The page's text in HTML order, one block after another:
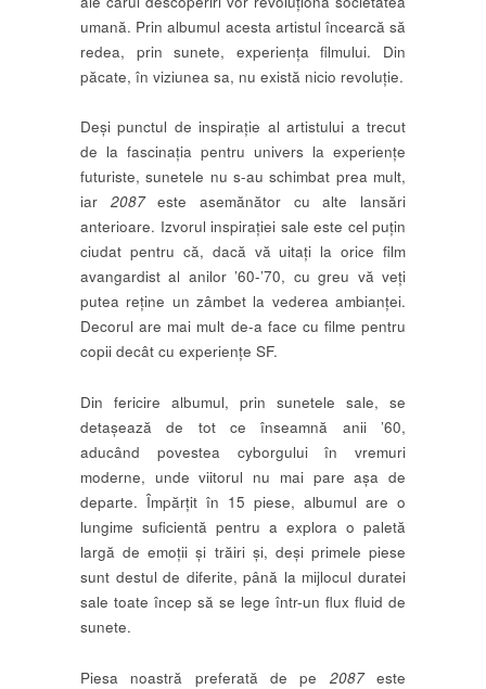
umană. Prin albumul acesta artistul încearcă să
redea, prin sunete, experiența filmului. Din
păcate, în viziunea sa, nu există nicio revoluție.
Deși punctul de inspirație al artistului a trecut
de la fascinația pentru univers la experiențe
futuriste, sunetele nu s-au schimbat prea mult,
iar 2087este asemănător cu alte lansări
anterioare. Izvorul inspirației sale este cel puțin
ciudat pentru că, dacă vă uitați la orice film
avangardist al anilor ’60-’70, cu greu vă veți
putea reține un zâmbet la vederea ambianței.
Decorul are mai mult de-a face cu filme pentru
copii decât cu experiențe SF.
Din fericire albumul, prin sunetele sale, se
detașează de tot ce înseamnă anii ’60,
aducând povestea cyborgului în vremuri
moderne, unde viitorul nu mai pare așa de
departe. Împărțit în 15 piese, albumul are o
lungime suficientă pentru a explora o paletă
largă de emoții și trăiri și, deși primele piese
sunt destul de diferite, până la mijlocul duratei
sale toate încep să se lege într-un flux fluid de
sunete.
Piesa noastră preferată de pe 2087este